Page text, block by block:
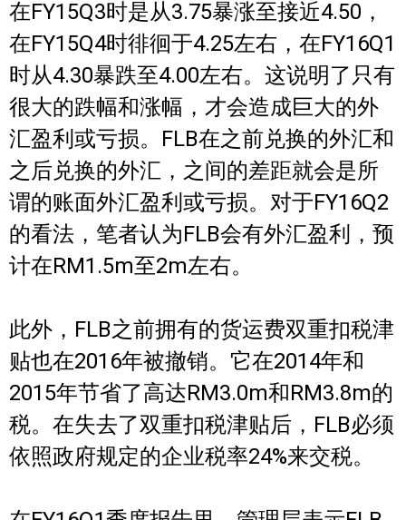
在FY15Q3时是从3.75暴涨至接近4.50，
在FY15Q4时徘徊于4.25左右，在FY16Q1
时从4.30暴跌至4.00左右。这说明了只有
很大的跌幅和涨幅，才会造成巨大的外
汇盈利或亏损。FLB在之前兑换的外汇和
之后兑换的外汇，之间的差距就会是所
谓的账面外汇盈利或亏损。对于FY16Q2
的看法，笔者认为FLB会有外汇盈利，预
计在RM1.5m至2m左右。
此外，FLB之前拥有的货运费双重扣税津
贴也在2016年被撤销。它在2014年和
2015年节省了高达RM3.0m和RM3.8m的
税。在失去了双重扣税津贴后，FLB必须
依照政府规定的企业税率24%来交税。